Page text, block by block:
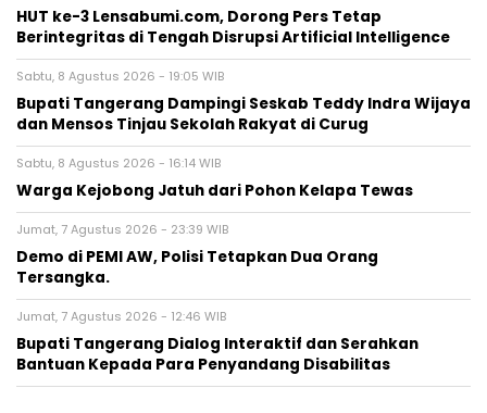
HUT ke-3 Lensabumi.com, Dorong Pers Tetap
Berintegritas di Tengah Disrupsi Artificial Intelligence
Sabtu, 8 Agustus 2026 - 19:05 WIB
Bupati Tangerang Dampingi Seskab Teddy Indra Wijaya
dan Mensos Tinjau Sekolah Rakyat di Curug
Sabtu, 8 Agustus 2026 - 16:14 WIB
Warga Kejobong Jatuh dari Pohon Kelapa Tewas
Jumat, 7 Agustus 2026 - 23:39 WIB
Demo di PEMI AW, Polisi Tetapkan Dua Orang
Tersangka.
Jumat, 7 Agustus 2026 - 12:46 WIB
Bupati Tangerang Dialog Interaktif dan Serahkan
Bantuan Kepada Para Penyandang Disabilitas